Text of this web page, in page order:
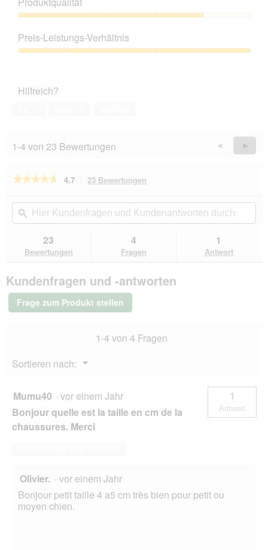
4
von
5
Preis-Leistungs-Verhältnis
5
Hilfreich?
1-4 von 23 Bewertungen
Zurück
Reviews
◄
Weiter
►
★★★★★
★★★★★
5
lesen
Trixie
7
-
4.7 23 Bewertungen
Aktion
navigierst
du
Hier
Kundenfragen
und
Kundenantworten
durchsuchen
ϙ
23
Bewertungen
4
Fragen
1
Antwort
Kundenfragen und -antworten
Frage zum Produkt stellen
1-4 von 4 Fragen
Sortieren nach:
▼
Menü
Mumu40 · vor einem Jahr
Bonjour quelle est la taille en cm de la
chaussures. Merci
1
Antwort
Olivier. · vor einem Jahr
Bonjour petit taille 4 a5 cm très bien pour petit ou
moyen chien.